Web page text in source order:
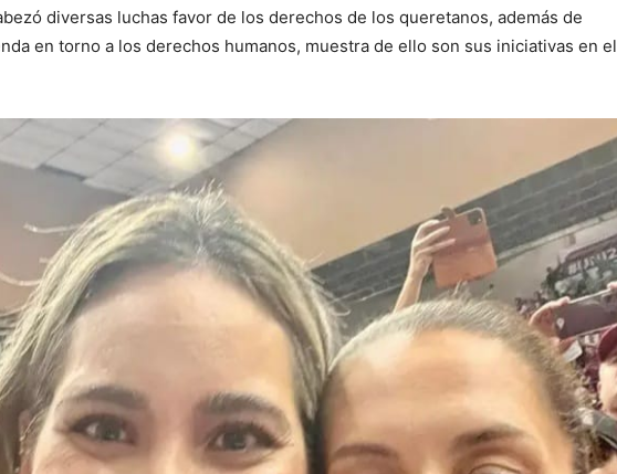
diversas luchas favor de los derechos de los queretanos, además de
en torno a los derechos humanos, muestra de ello son sus iniciativas en el